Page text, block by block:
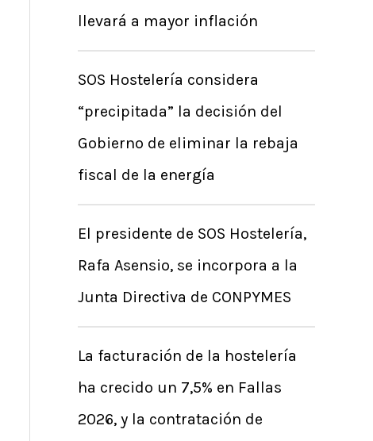
llevará a mayor inflación
SOS Hostelería considera
“precipitada” la decisión del
Gobierno de eliminar la rebaja
fiscal de la energía
El presidente de SOS Hostelería,
Rafa Asensio, se incorpora a la
Junta Directiva de CONPYMES
La facturación de la hostelería
ha crecido un 7,5% en Fallas
2026, y la contratación de